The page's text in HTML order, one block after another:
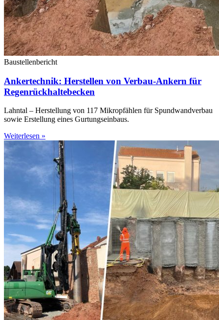
Baustellenbericht
Ankertechnik: Herstellen von Verbau-Ankern für
Regenrückhaltebecken
Lahntal – Herstellung von 117 Mikropfählen für Spundwandverbau
sowie Erstellung eines Gurtungseinbaus.
Weiterlesen »